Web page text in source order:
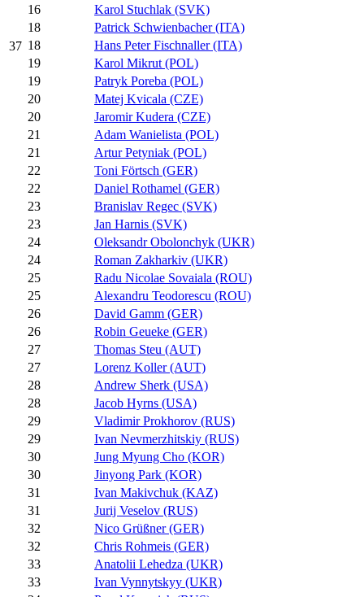
37
16
Karol Stuchlak (SVK)
18
Patrick Schwienbacher (ITA)
18
Hans Peter Fischnaller (ITA)
19
Karol Mikrut (POL)
19
Patryk Poreba (POL)
20
Matej Kvicala (CZE)
20
Jaromir Kudera (CZE)
21
Adam Wanielista (POL)
21
Artur Petyniak (POL)
22
Toni Förtsch (GER)
22
Daniel Rothamel (GER)
23
Branislav Regec (SVK)
23
Jan Harnis (SVK)
24
Oleksandr Obolonchyk (UKR)
24
Roman Zakharkiv (UKR)
25
Radu Nicolae Sovaiala (ROU)
25
Alexandru Teodorescu (ROU)
26
David Gamm (GER)
26
Robin Geueke (GER)
27
Thomas Steu (AUT)
27
Lorenz Koller (AUT)
28
Andrew Sherk (USA)
28
Jacob Hyrns (USA)
29
Vladimir Prokhorov (RUS)
29
Ivan Nevmerzhitskiy (RUS)
30
Jung Myung Cho (KOR)
30
Jinyong Park (KOR)
31
Ivan Makivchuk (KAZ)
31
Jurij Veselov (RUS)
32
Nico Grüßner (GER)
32
Chris Rohmeis (GER)
33
Anatolii Lehedza (UKR)
33
Ivan Vynnytskyy (UKR)